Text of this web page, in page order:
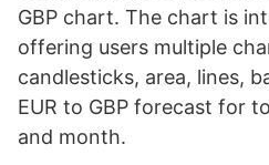
GBP chart. The chart is
offering users multiple
candlesticks, area, lines,
EUR to GBP forecast for
and month.